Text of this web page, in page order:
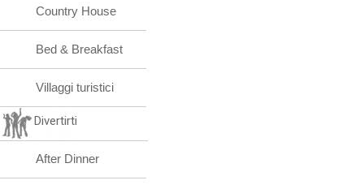
Country House
Bed & Breakfast
Villaggi turistici
Divertirti
After Dinner